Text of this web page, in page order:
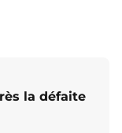
la défaite